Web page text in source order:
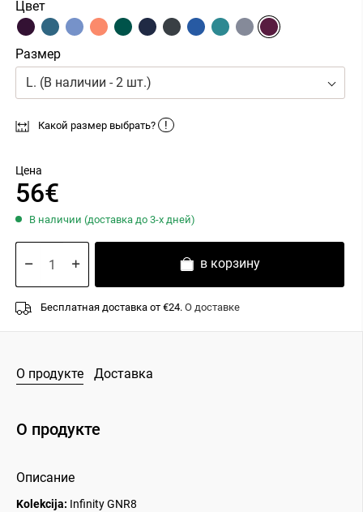
Цвет
Размер
L. (В наличии - 2 шт.)
Какой размер выбрать? !
Цена
56€
В наличии (доставка до 3-х дней)
в корзину
Бесплатная доставка от €24. О доставке
О продукте Доставка
О продукте
Описание
Kolekcija: Infinity GNR8